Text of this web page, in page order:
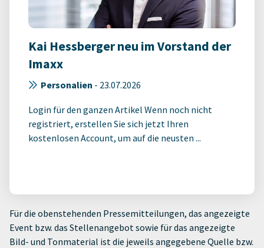
Kai Hessberger neu im Vorstand der
Imaxx
Personalien - 23.07.2026
Login für den ganzen Artikel Wenn noch nicht
registriert, erstellen Sie sich jetzt Ihren
kostenlosen Account, um auf die neusten ...
Für die obenstehenden Pressemitteilungen, das angezeigte
Event bzw. das Stellenangebot sowie für das angezeigte
Bild- und Tonmaterial ist die jeweils angegebene Quelle bzw.